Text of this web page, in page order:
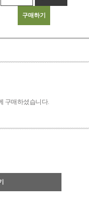
구매하기
구매하셨습니다.